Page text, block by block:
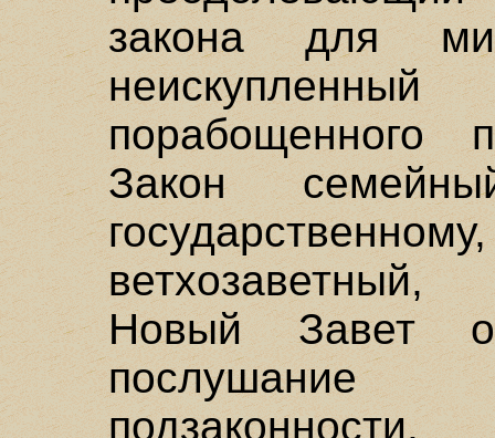
закона для
порабощенного
Закон
Новый Завет